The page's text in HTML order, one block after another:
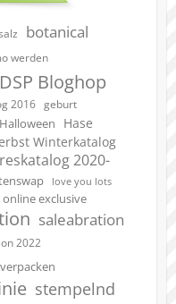
botanical
werden
DSP Bloghop
2016 geburt
Halloween Hase
Winterkatalog
2020-
love you lots
online exclusive
saleabration
2022
stempelnd